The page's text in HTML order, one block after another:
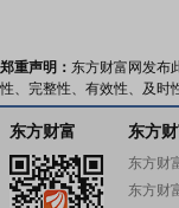
郑重声明： 东方财富网发布
性、完整性、有效性、及时
东方财富 东方
东方财
东方财